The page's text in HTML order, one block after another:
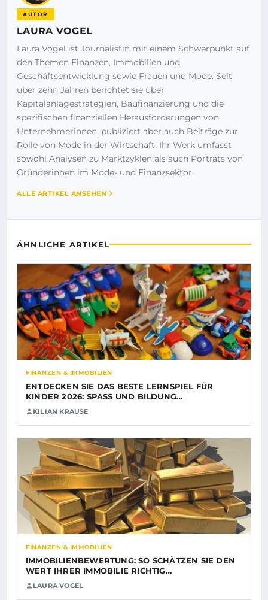
AUTOR
LAURA VOGEL
Laura Vogel ist Journalistin mit einem Schwerpunkt auf
den Themen Finanzen, Immobilien und
Geschäftsentwicklung sowie Frauen und Mode. Seit
über zehn Jahren berichtet sie über
Kapitalanlagestrategien, Baufinanzierung und die
spezifischen finanziellen Herausforderungen von
Unternehmerinnen, publiziert aber auch Beiträge zur
Rolle von Mode in der Wirtschaft. Ihr Werk umfasst
sowohl Analysen zu Marktzyklen als auch Porträts von
Gründerinnen im Mode- und Finanzsektor.
ALLE ARTIKEL ANSEHEN
ÄHNLICHE ARTIKEL
FINANZEN & IMMOBILIEN
ENTDECKEN SIE DAS BESTE LERNSPIEL FÜR
KINDER 2026: SPASS UND BILDUNG…
KILIAN KRAUSE
FINANZEN & IMMOBILIEN
IMMOBILIENBEWERTUNG: SO SCHÄTZEN SIE DEN
WERT IHRER IMMOBILIE RICHTIG…
LAURA VOGEL